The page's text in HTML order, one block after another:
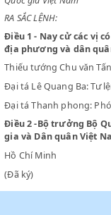
- Chiểu sắc lệnh số 127
Theo đề nghị của ông
Quốc gia Việt Nam
RA SẮC LỆNH:
Điều 1 - Nay cử các
địa phương và dân
Thiếu tướng Chu văn
Đại tá Lê Quang Ba:
Đại tá Thanh phong:
Điều 2